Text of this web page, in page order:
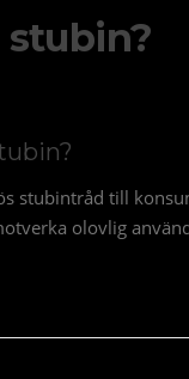
stubin?
stubintråd till
olovlig